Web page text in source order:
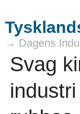
→ Dagens
Svag